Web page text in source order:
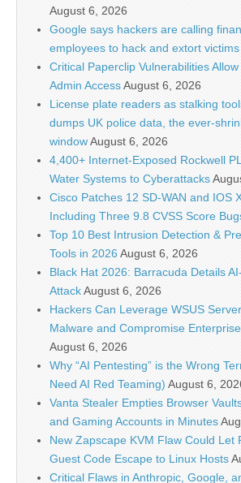
August 6, 2026
Google says hackers are calling
employees to hack and extort victims
Critical Paperclip Vulnerabilities
Admin AccessAugust 6, 2026
License plate readers as stalking
dumps UK police data, the ever-
windowAugust 6, 2026
4,400+ Internet-Exposed Rockwell
Water Systems to Cyberattacks
Cisco Patches 12 SD-WAN and IOS
Including Three 9.8 CVSS Score
Top 10 Best Intrusion Detection &
Tools in 2026August 6, 2026
Black Hat 2026: Barracuda Details
AttackAugust 6, 2026
Hackers Can Leverage WSUS
Malware and Compromise
August 6, 2026
Why “AI Pentesting” is the Wrong
Need AI Red Teaming) August 6,
Vanta Stealer Empties Browser
and Gaming Accounts in Minutes
New Zapscape KVM Flaw Could Let
Guest Code Escape to Linux Hosts
Critical Flaws in Anthropic, Google,